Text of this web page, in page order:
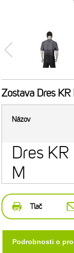
Zostava Dres
Názov
Dres
M
Tlač
Podrobnosti o